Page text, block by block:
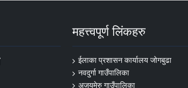
महत्त्वपूर्ण लिंकहरु
ईलाका प्रशासन कार्यालय जोगबुढा
नवदुर्गा गाउँपालिका
अजयमेरु गाउँपालिका